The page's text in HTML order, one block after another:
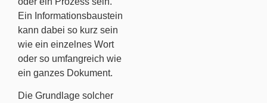
Ein Informationsbaustein
kann dabei so kurz sein
wie ein einzelnes Wort
oder so umfangreich wie
ein ganzes Dokument.
Die Grundlage solcher